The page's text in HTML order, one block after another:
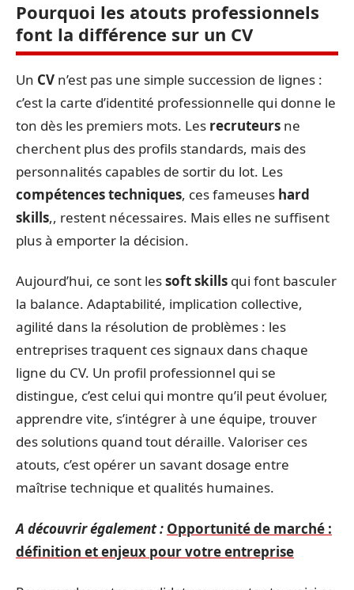
Pourquoi les atouts professionnels
font la différence sur un CV
Un CV n’est pas une simple succession de lignes :
c’est la carte d’identité professionnelle qui donne le
ton dès les premiers mots. Les recruteurs ne
cherchent plus des profils standards, mais des
personnalités capables de sortir du lot. Les
compétences techniques, ces fameuses hard
skills,, restent nécessaires. Mais elles ne suffisent
plus à emporter la décision.
Aujourd’hui, ce sont lessoft skills qui font basculer
la balance. Adaptabilité, implication collective,
agilité dans la résolution de problèmes : les
entreprises traquent ces signaux dans chaque
ligne du CV. Un profil professionnel qui se
distingue, c’est celui qui montre qu’il peut évoluer,
apprendre vite, s’intégrer à une équipe, trouver
des solutions quand tout déraille. Valoriser ces
atouts, c’est opérer un savant dosage entre
maîtrise technique et qualités humaines.
A découvrir également : Opportunité de marché :
définition et enjeux pour votre entreprise